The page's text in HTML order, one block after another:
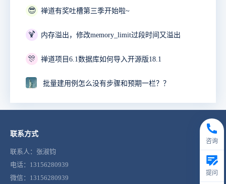
😎 禅道有奖吐槽第三季开始啦~
🍹 内存溢出，修改memory_limit过段时间又溢出
🎊 禅道项目6.1数据库如何导入开源版18.1
批量建用例怎么没有步骤和预期一栏？？
联系方式
联系人：张淑钧
电话：13156280939
微信：13156280939
咨询
提问